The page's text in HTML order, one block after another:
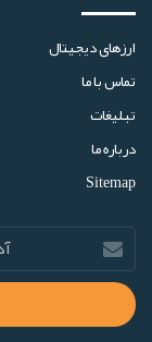
ارز‌های دیجیتال
تماس با ما
تبلیغات
درباره ما
Sitemap